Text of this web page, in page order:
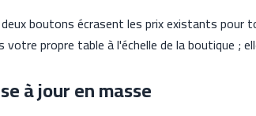
boutons écrasent les prix existants
votre propre table à l'échelle de la boutique ;
à jour en masse